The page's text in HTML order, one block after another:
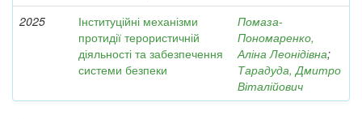
2025
Інституційні механізми
протидії терористичній
діяльності та забезпечення
системи безпеки
Помаза-
Пономаренко,
Аліна Леонідівна;
Тарадуда, Дмитро
Віталійович